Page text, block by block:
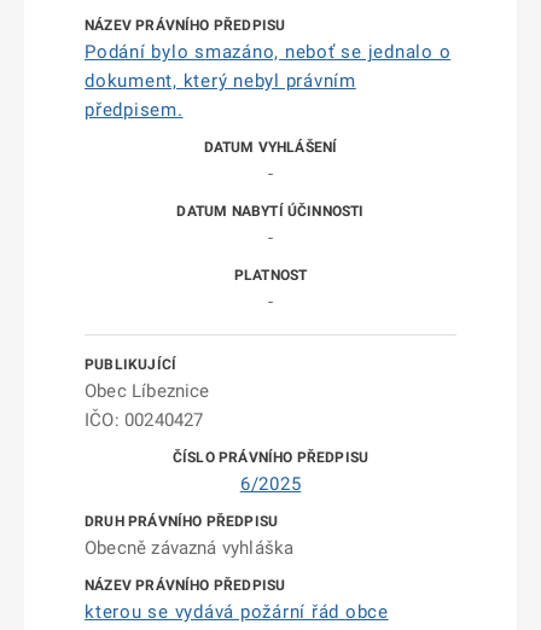
Podání bylo smazáno, neboť se jednalo o
dokument, který nebyl právním
předpisem.
-
-
-
Obec Líbeznice
IČO: 00240427
6/2025
Obecně závazná vyhláška
kterou se vydává požární řád obce